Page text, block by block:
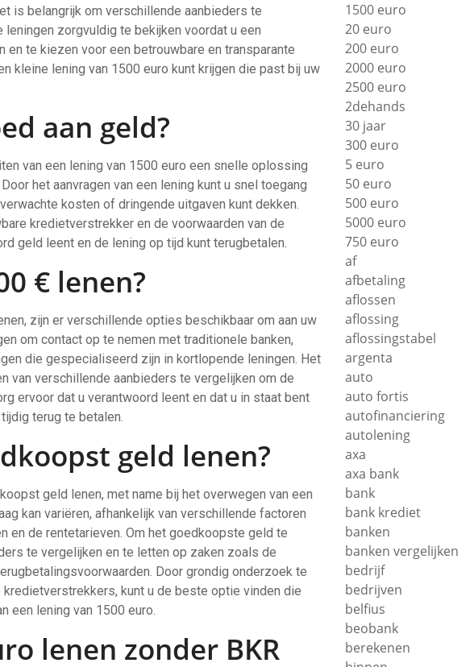
is belangrijk om verschillende aanbieders te
zorgvuldig te bekijken voordat u een
te kiezen voor een betrouwbare en transparante
kleine lening van 1500 euro kunt krijgen die past bij uw
aan geld?
van een lening van 1500 euro een snelle oplossing
het aanvragen van een lening kunt u snel toegang
kosten of dringende uitgaven kunt dekken.
kredietverstrekker en de voorwaarden van de
geld leent en de lening op tijd kunt terugbetalen.
€ lenen?
zijn er verschillende opties beschikbaar om aan uw
om contact op te nemen met traditionele banken,
die gespecialiseerd zijn in kortlopende leningen. Het
van verschillende aanbieders te vergelijken om de
ervoor dat u verantwoord leent en dat u in staat bent
terug te betalen.
geld lenen?
geld lenen, met name bij het overwegen van een
kan variëren, afhankelijk van verschillende factoren
en de rentetarieven. Om het goedkoopste geld te
te vergelijken en te letten op zaken zoals de
Door grondig onderzoek te
kunt u de beste optie vinden die
een lening van 1500 euro.
lenen zonder BKR
1500 euro
20 euro
200 euro
2000 euro
2500 euro
2dehands
30 jaar
300 euro
5 euro
50 euro
500 euro
5000 euro
750 euro
af
afbetaling
aflossen
aflossing
aflossingstabel
argenta
auto
auto fortis
autofinanciering
autolening
axa
axa bank
bank
bank krediet
banken
banken vergelijken
bedrijf
bedrijven
belfius
beobank
berekenen